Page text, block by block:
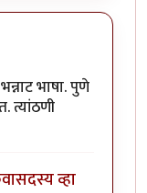
भाषा. पुणे
त्यांठणी
सदस्य व्हा